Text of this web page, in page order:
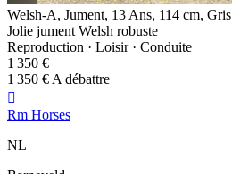
Welsh-A, Jument, 13 Ans, 114 cm, Gris
Jolie jument Welsh robuste
Reproduction · Loisir · Conduite
1 350 €
1 350 € A débattre

Rm Horses
NL